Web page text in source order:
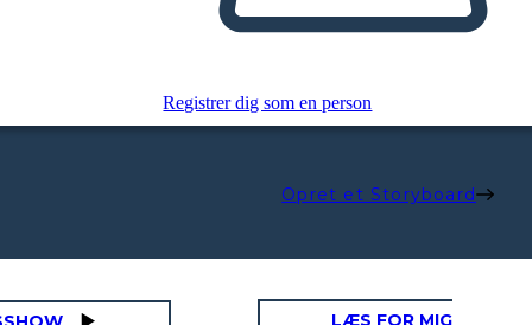
Registrer dig som en person
Opret et Storyboard
LÆS FOR MIG